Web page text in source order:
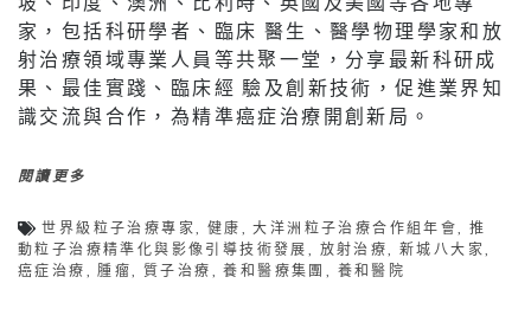
家，包括科研學者、臨床 醫生、醫學物理學家和放
射治療領域專業人員等共聚一堂，分享最新科研成
果、最佳實踐、臨床經 驗及創新技術，促進業界知
識交流與合作，為精準癌症治療開創新局。
閱讀更多
世界級粒子治療專家, 健康 ,大洋洲粒子治療合作組年會,推
動粒子治療精準化與影像引導技術發展 , 放射治療,新城八大家,
癌症治療 ,腫瘤,質子治療 ,養和醫療集團 , 養和醫院